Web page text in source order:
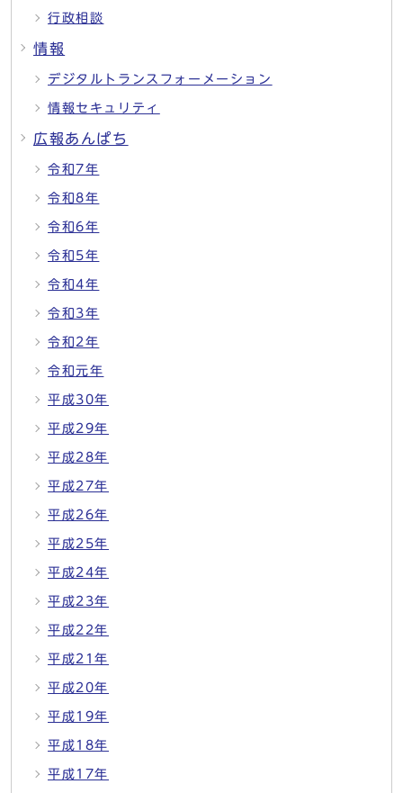
行政相談
情報
デジタルトランスフォーメーション
情報セキュリティ
広報あんぱち
令和7年
令和8年
令和6年
令和5年
令和4年
令和3年
令和2年
令和元年
平成30年
平成29年
平成28年
平成27年
平成26年
平成25年
平成24年
平成23年
平成22年
平成21年
平成20年
平成19年
平成18年
平成17年